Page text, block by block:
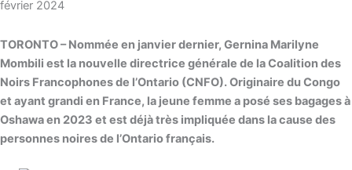
février 2024
TORONTO – Nommée en janvier dernier, Gernina Marilyne
Mombili est la nouvelle directrice générale de la Coalition des
Noirs Francophones de l’Ontario (CNFO). Originaire du Congo
et ayant grandi en France, la jeune femme a posé ses bagages à
Oshawa en 2023 et est déjà très impliquée dans la cause des
personnes noires de l’Ontario français.